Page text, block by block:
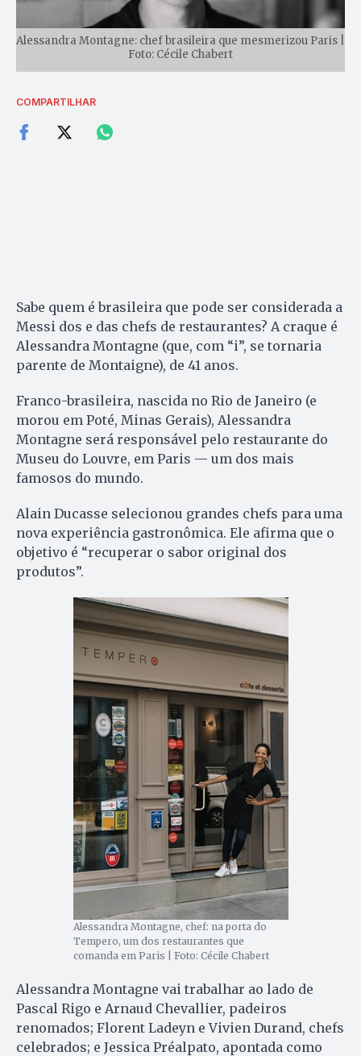
Alessandra Montagne: chef brasileira que mesmerizou Paris |
Foto: Cécile Chabert
COMPARTILHAR
Sabe quem é brasileira que pode ser considerada a
Messi dos e das chefs de restaurantes? A craque é
Alessandra Montagne (que, com “i”, se tornaria
parente de Montaigne), de 41 anos.
Franco-brasileira, nascida no Rio de Janeiro (e
morou em Poté, Minas Gerais), Alessandra
Montagne será responsável pelo restaurante do
Museu do Louvre, em Paris — um dos mais
famosos do mundo.
Alain Ducasse selecionou grandes chefs para uma
nova experiência gastronômica. Ele afirma que o
objetivo é “recuperar o sabor original dos
produtos”.
Alessandra Montagne, chef: na porta do
Tempero, um dos restaurantes que
comanda em Paris | Foto: Cécile Chabert
Alessandra Montagne vai trabalhar ao lado de
Pascal Rigo e Arnaud Chevallier, padeiros
renomados; Florent Ladeyn e Vivien Durand, chefs
celebrados; e Jessica Préalpato, apontada como